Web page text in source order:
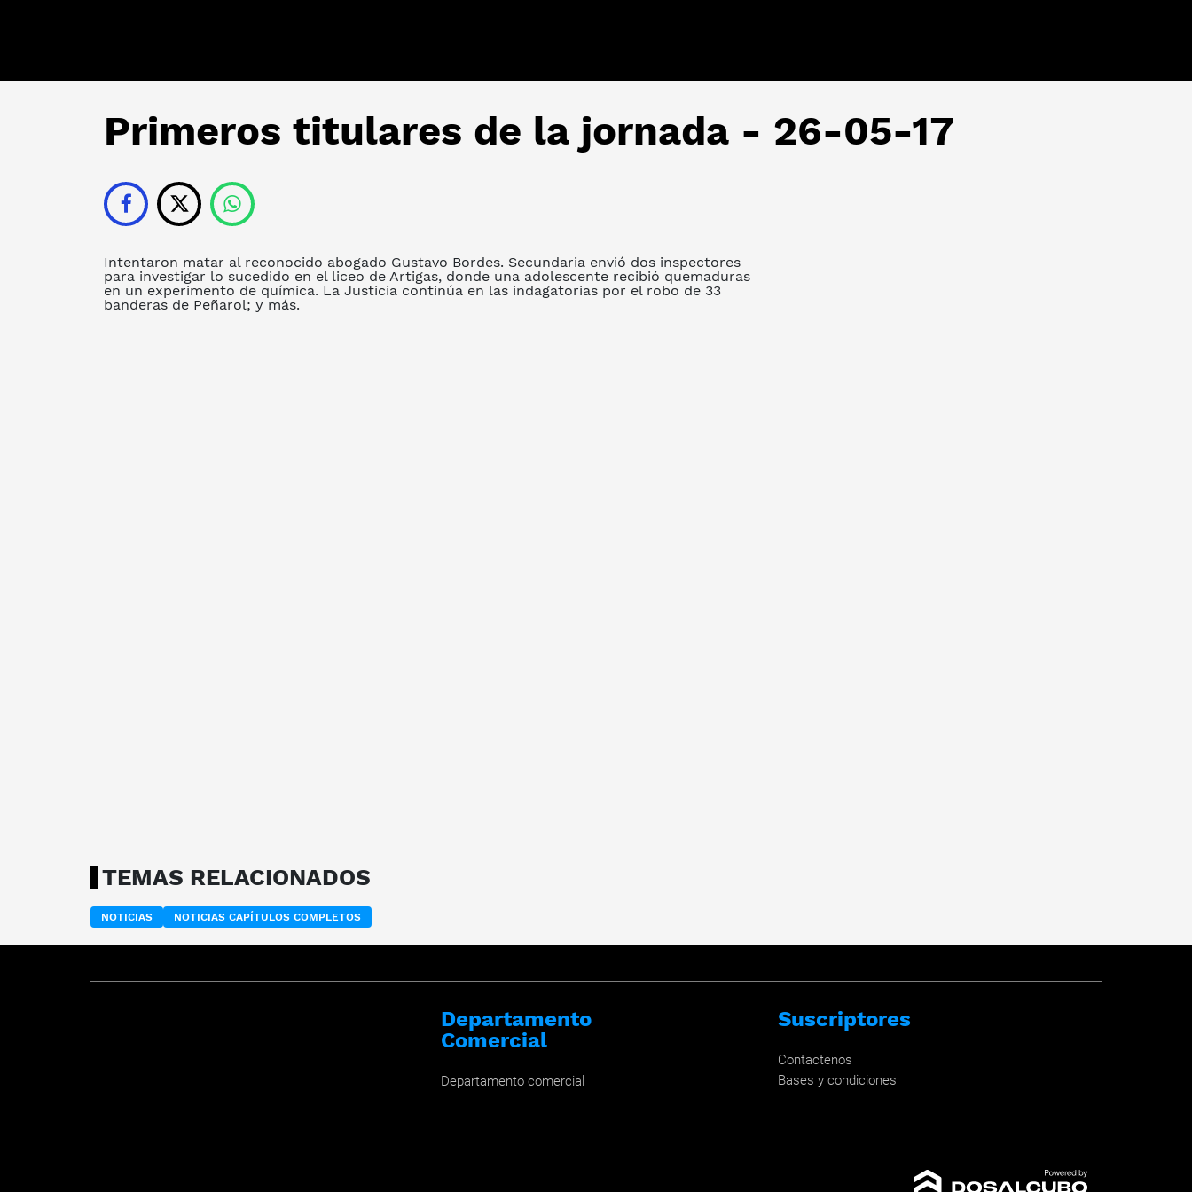
Primeros titulares de la jornada - 26-05-17
Intentaron matar al reconocido abogado Gustavo Bordes. Secundaria envió dos inspectores
para investigar lo sucedido en el liceo de Artigas, donde una adolescente recibió quemaduras
en un experimento de química. La Justicia continúa en las indagatorias por el robo de 33
banderas de Peñarol; y más.
TEMAS RELACIONADOS
NOTICIAS NOTICIAS CAPÍTULOS COMPLETOS
Departamento
Comercial
Departamento comercial
Suscriptores
Contactenos
Bases y condiciones